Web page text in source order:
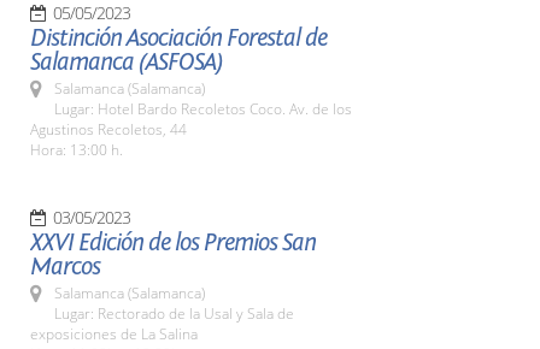
05/05/2023
Distinción Asociación Forestal de
Salamanca (ASFOSA)
Salamanca (Salamanca)
Lugar: Hotel Bardo Recoletos Coco. Av. de los
Agustinos Recoletos, 44
Hora: 13:00 h.
03/05/2023
XXVI Edición de los Premios San
Marcos
Salamanca (Salamanca)
Lugar: Rectorado de la Usal y Sala de
exposiciones de La Salina